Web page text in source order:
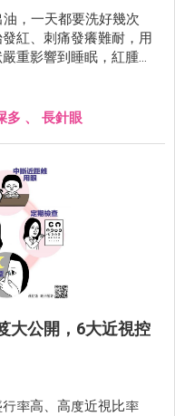
，一天都要洗好幾次
紅、刺痛發癢難耐，用
重影響到睡眠，紅腫的
他生活很大的困擾。到
己得了脂漏性皮膚炎，
多 、 長針眼
大公開，6大近視控
率高、高度近視比率